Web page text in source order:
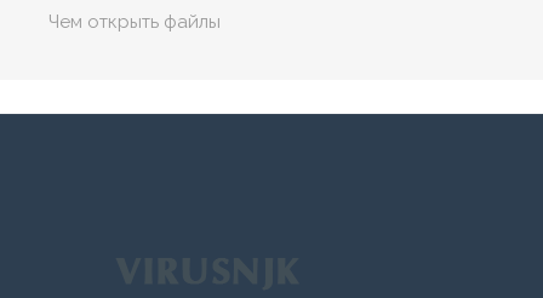
Чем открыть файлы